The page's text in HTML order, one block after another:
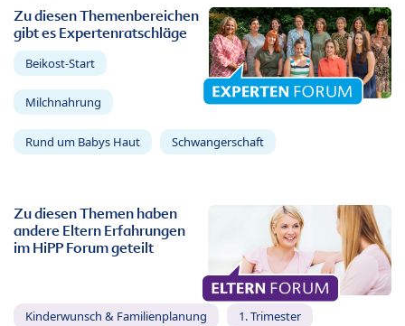
Zu diesen Themenbereichen
gibt es Expertenratschläge
Beikost-Start
Milchnahrung
Rund um Babys Haut Schwangerschaft
Zu diesen Themen haben
andere Eltern Erfahrungen
im HiPP Forum geteilt
Kinderwunsch & Familienplanung 1. Trimester